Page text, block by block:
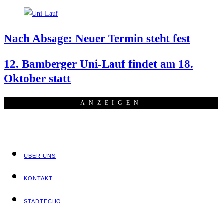
Nach Absa­ge: Neu­er Ter­min steht fest
12. Bam­ber­ger Uni-Lauf fin­det am 18.
Okto­ber statt
ANZEI­GEN
ÜBER UNS
KON­TAKT
STADT­ECHO